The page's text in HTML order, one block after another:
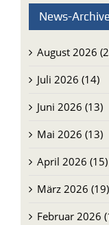
News-Archive
August 2026
Juli 2026 (14)
Juni 2026 (13)
Mai 2026 (13)
April 2026 (15)
März 2026 (19)
Februar 2026